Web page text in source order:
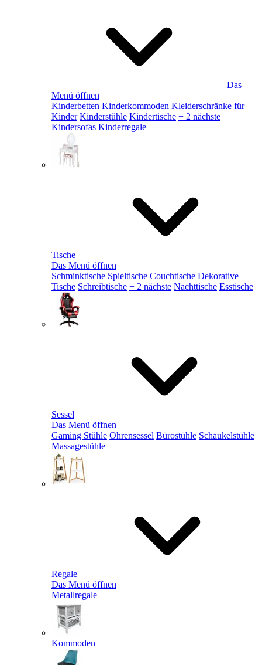
Das
Menü öffnen
Kinderbetten Kinderkommoden Kleiderschränke für
Kinder Kinderstühle Kindertische + 2 nächste
Kindersofas Kinderregale
Tische
Das Menü öffnen
Schminktische Spieltische Couchtische Dekorative
Tische Schreibtische + 2 nächste Nachttische Esstische
Sessel
Das Menü öffnen
Gaming Stühle Ohrensessel Bürostühle Schaukelstühle
Massagestühle
Regale
Das Menü öffnen
Metallregale
Kommoden